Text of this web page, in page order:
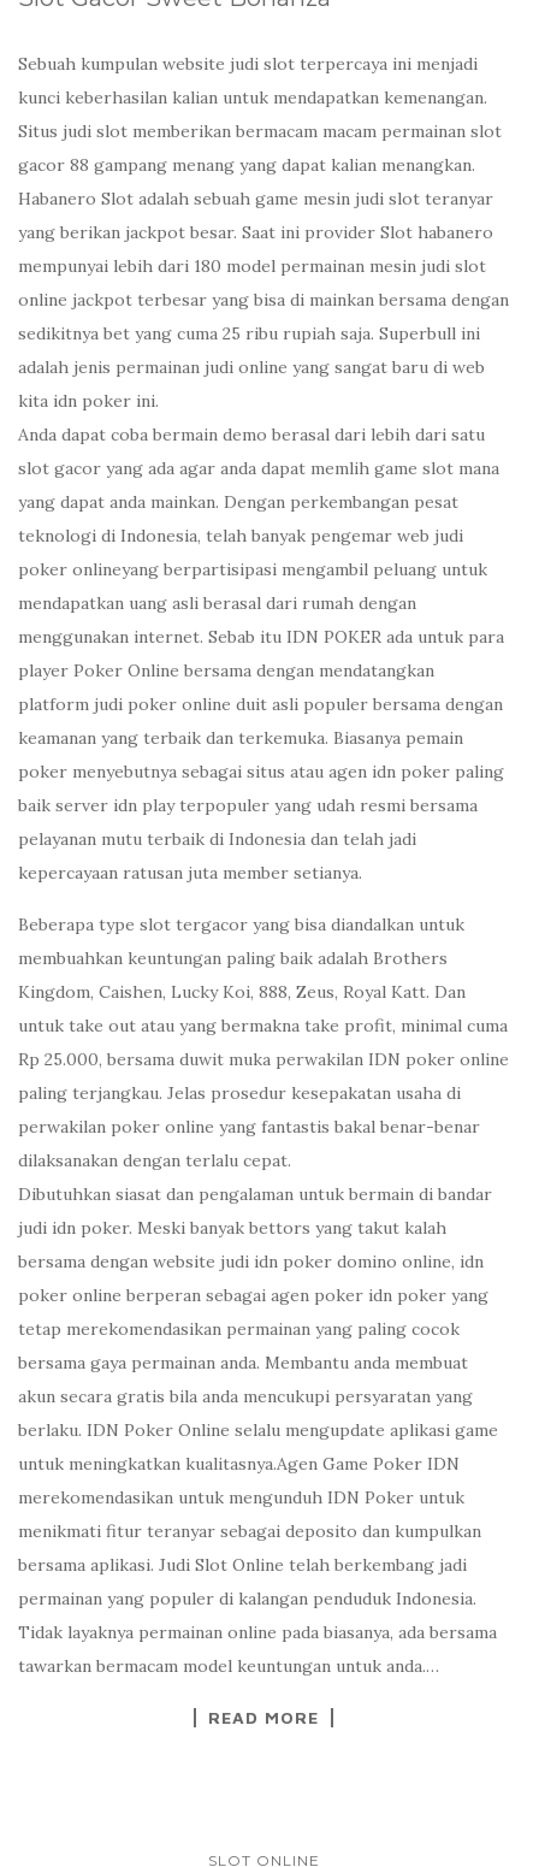
Sebuah kumpulan website judi slot terpercaya ini menjadi
kunci keberhasilan kalian untuk mendapatkan kemenangan.
Situs judi slot memberikan bermacam macam permainan slot
gacor 88 gampang menang yang dapat kalian menangkan.
Habanero Slot adalah sebuah game mesin judi slot teranyar
yang berikan jackpot besar. Saat ini provider Slot habanero
mempunyai lebih dari 180 model permainan mesin judi slot
online jackpot terbesar yang bisa di mainkan bersama dengan
sedikitnya bet yang cuma 25 ribu rupiah saja. Superbull ini
adalah jenis permainan judi online yang sangat baru di web
kita idn poker ini.
Anda dapat coba bermain demo berasal dari lebih dari satu
slot gacor yang ada agar anda dapat memlih game slot mana
yang dapat anda mainkan. Dengan perkembangan pesat
teknologi di Indonesia, telah banyak pengemar web judi
poker onlineyang berpartisipasi mengambil peluang untuk
mendapatkan uang asli berasal dari rumah dengan
menggunakan internet. Sebab itu IDN POKER ada untuk para
player Poker Online bersama dengan mendatangkan
platform judi poker online duit asli populer bersama dengan
keamanan yang terbaik dan terkemuka. Biasanya pemain
poker menyebutnya sebagai situs atau agen idn poker paling
baik server idn play terpopuler yang udah resmi bersama
pelayanan mutu terbaik di Indonesia dan telah jadi
kepercayaan ratusan juta member setianya.
Beberapa type slot tergacor yang bisa diandalkan untuk
membuahkan keuntungan paling baik adalah Brothers
Kingdom, Caishen, Lucky Koi, 888, Zeus, Royal Katt. Dan
untuk take out atau yang bermakna take profit, minimal cuma
Rp 25.000, bersama duwit muka perwakilan IDN poker online
paling terjangkau. Jelas prosedur kesepakatan usaha di
perwakilan poker online yang fantastis bakal benar-benar
dilaksanakan dengan terlalu cepat.
Dibutuhkan siasat dan pengalaman untuk bermain di bandar
judi idn poker. Meski banyak bettors yang takut kalah
bersama dengan website judi idn poker domino online, idn
poker online berperan sebagai agen poker idn poker yang
tetap merekomendasikan permainan yang paling cocok
bersama gaya permainan anda. Membantu anda membuat
akun secara gratis bila anda mencukupi persyaratan yang
berlaku. IDN Poker Online selalu mengupdate aplikasi game
untuk meningkatkan kualitasnya.Agen Game Poker IDN
merekomendasikan untuk mengunduh IDN Poker untuk
menikmati fitur teranyar sebagai deposito dan kumpulkan
bersama aplikasi. Judi Slot Online telah berkembang jadi
permainan yang populer di kalangan penduduk Indonesia.
Tidak layaknya permainan online pada biasanya, ada bersama
tawarkan bermacam model keuntungan untuk anda.…
READ MORE
SLOT ONLINE